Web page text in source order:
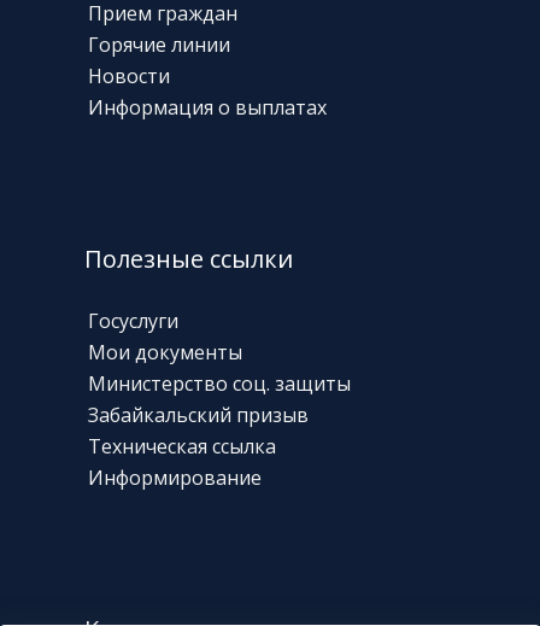
Прием граждан
Горячие линии
Новости
Информация о выплатах
Полезные ссылки
Госуслуги
Мои документы
Министерство соц. защиты
Забайкальский призыв
Техническая ссылка
Информирование